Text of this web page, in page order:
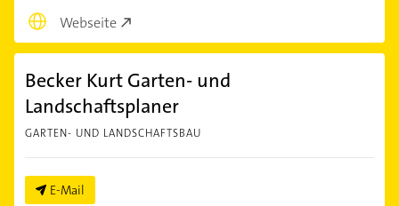
Webseite
Becker Kurt Garten- und
Landschaftsplaner
GARTEN- UND LANDSCHAFTSBAU
E-Mail